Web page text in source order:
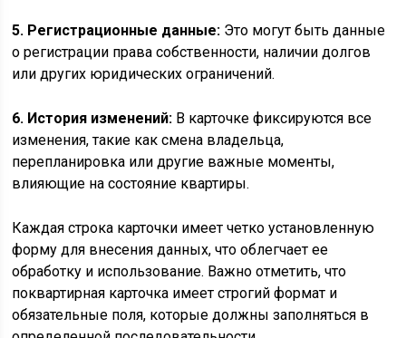
5. Регистрационные данные: Это могут быть данные
о регистрации права собственности, наличии долгов
или других юридических ограничений.
6. История изменений: В карточке фиксируются все
изменения, такие как смена владельца,
перепланировка или другие важные моменты,
влияющие на состояние квартиры.
Каждая строка карточки имеет четко установленную
форму для внесения данных, что облегчает ее
обработку и использование. Важно отметить, что
поквартирная карточка имеет строгий формат и
обязательные поля, которые должны заполняться в